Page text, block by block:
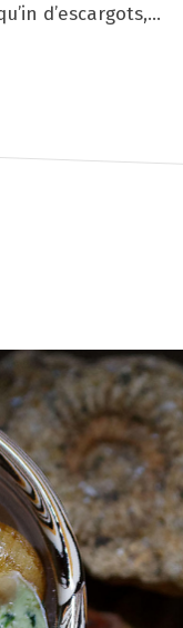
d’escargots,...